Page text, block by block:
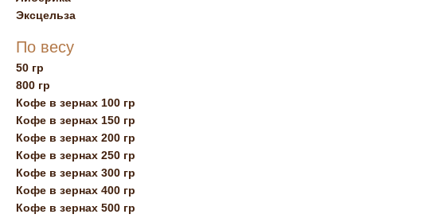
Эксцельза
По весу
50 гр
800 гр
Кофе в зернах 100 гр
Кофе в зернах 150 гр
Кофе в зернах 200 гр
Кофе в зернах 250 гр
Кофе в зернах 300 гр
Кофе в зернах 400 гр
Кофе в зернах 500 гр